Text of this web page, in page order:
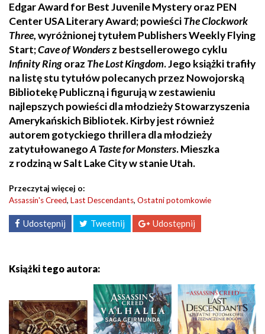
Edgar Award for Best Juvenile Mystery oraz PEN
Center USA Literary Award; powieściThe Clockwork
Three, wyróżnionej tytułem Publishers Weekly Flying
Start;Cave of Wondersz bestsellerowego cyklu
Infinity Ringoraz The Lost Kingdom. Jego książki trafiły
na listę stu tytułów polecanych przez Nowojorską
Bibliotekę Publiczną i figurują w zestawieniu
najlepszych powieści dla młodzieży Stowarzyszenia
Amerykańskich Bibliotek. Kirby jest również
autorem gotyckiego thrillera dla młodzieży
zatytułowanegoA Taste for Monsters. Mieszka
z rodziną w Salt Lake City w stanie Utah.
Przeczytaj więcej o:
Assassin's Creed, Last Descendants, Ostatni potomkowie
Udostępnij Tweetnij Udostępnij
Książki tego autora: